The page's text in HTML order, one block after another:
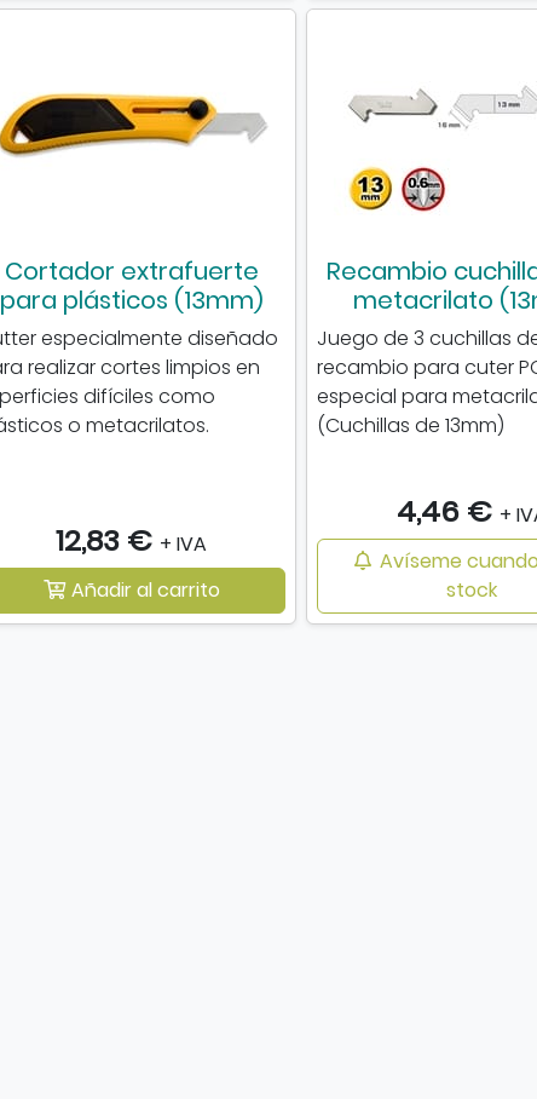
Cortador extrafuerte
para plásticos (13mm)
especialmente diseñado
realizar cortes limpios en
difíciles como
o metacrilatos.
12,83 € + IVA
Añadir al carrito
Recambio
metacrilato
Juego de 3 cuchillas
recambio para cuter
especial para
(Cuchillas de 13mm)
4,46 € +
Avíseme
stock